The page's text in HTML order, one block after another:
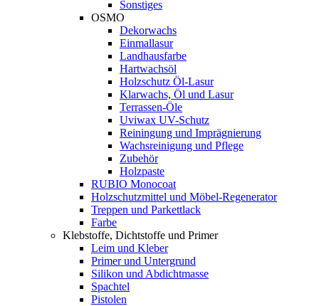
Sonstiges
OSMO
Dekorwachs
Einmallasur
Landhausfarbe
Hartwachsöl
Holzschutz Öl-Lasur
Klarwachs, Öl und Lasur
Terrassen-Öle
Uviwax UV-Schutz
Reiningung und Imprägnierung
Wachsreinigung und Pflege
Zubehör
Holzpaste
RUBIO Monocoat
Holzschutzmittel und Möbel-Regenerator
Treppen und Parkettlack
Farbe
Klebstoffe, Dichtstoffe und Primer
Leim und Kleber
Primer und Untergrund
Silikon und Abdichtmasse
Spachtel
Pistolen